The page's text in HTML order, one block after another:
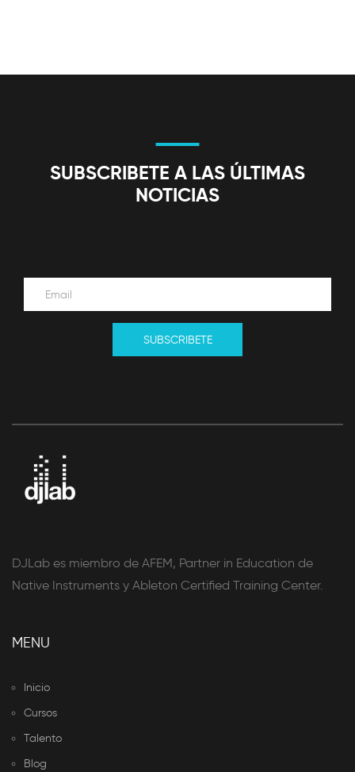
SUBSCRIBETE A LAS ÚLTIMAS
NOTICIAS
SUBSCRIBETE
DJLab es miembro de AFEM, Partner in Education de
Native Instruments y Ableton Certified Training Center.
MENU
Inicio
Cursos
Talento
Blog